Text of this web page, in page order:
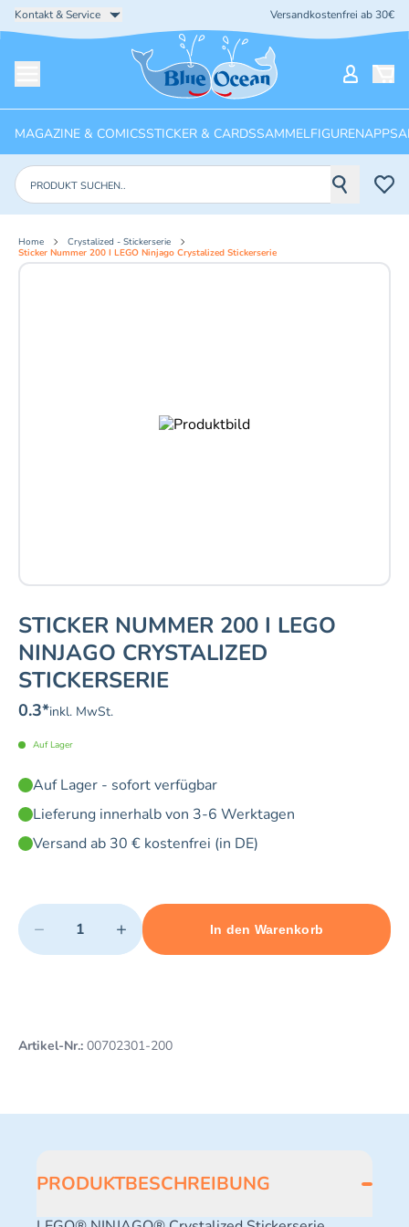
Kontakt & Service Versandkostenfrei ab 30€
Startseite
MAGAZINE & COMICSSTICKER & CARDSSAMMELFIGURENAPPS
Produkte suchen
Home
Crystalized - Stickerserie
Sticker Nummer 200 I LEGO Ninjago Crystalized Stickerserie
STICKER NUMMER 200 I LEGO
NINJAGO CRYSTALIZED
STICKERSERIE
0.3*inkl. MwSt.
Auf Lager
Auf Lager - sofort verfügbar
Lieferung innerhalb von 3-6 Werktagen
Versand ab 30 € kostenfrei (in DE)
Quantity
− +
Minimum quantity: 1 Maximum quantity: 3
In den Warenkorb
Add 1 item to cart
Artikel-Nr.: 00702301-200
PRODUKTBESCHREIBUNG